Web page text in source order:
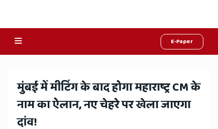
E-Paper
Hindi
News,
Hindi
​मुंबई में मीटिंग के बाद होगा महाराष्ट्र CM के
नाम का ऐलान, नए चेहरे पर खेला जाएगा
दांव!